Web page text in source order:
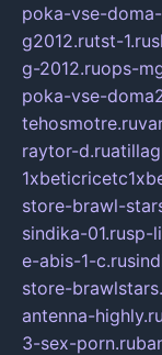
poka-vse-
g2012.rutst-1.ru
g-2012.ruops-
poka-vse-
tehosmotre.ru
raytor-d.ru
store-brawl-
sindika-01.rusp-
e-abis-1-c.ru
store-
antenna-highly.ru
3-sex-porn.ru